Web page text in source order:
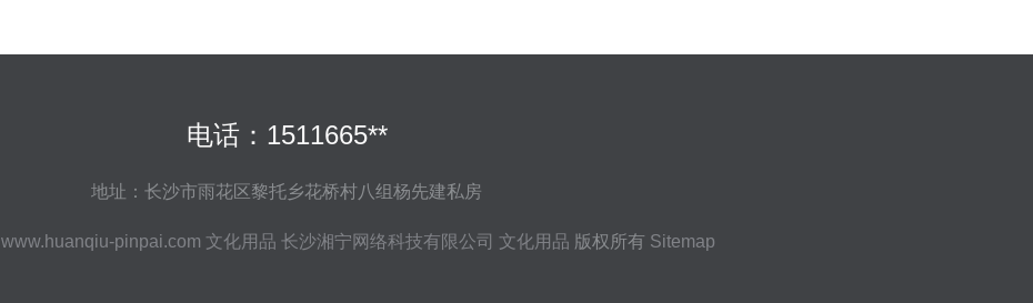
电话：1511665**
地址：长沙市雨花区黎托乡花桥村八组杨先建私房
www.huanqiu-pinpai.com 文化用品 长沙湘宁网络科技有限公司 文化用品 版权所有 Sitemap